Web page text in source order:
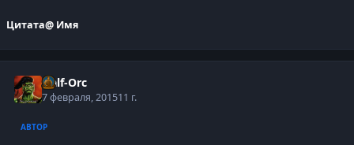
Цитата@ Имя
Half-Orc
7 февраля, 201511 г.
АВТОР